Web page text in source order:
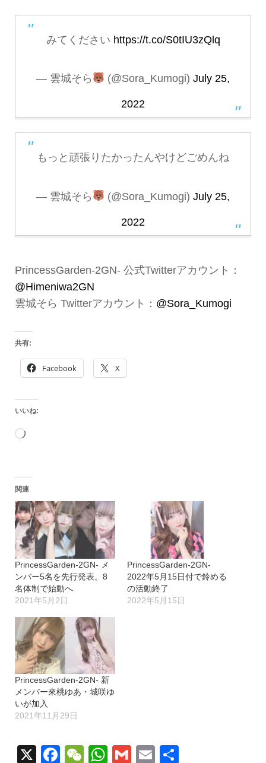
みてください https://t.co/S0tIU3zQlq
— 雲城そら (@Sora_Kumogi)July 25,
2022
もっと頑張りたかったんやけどごめんね
— 雲城そら (@Sora_Kumogi)July 25,
2022
PrincessGarden-2GN- 公式Twitterアカウント：
@Himeniwa2GN
雲城そら Twitterアカウント： @Sora_Kumogi
共有:
Facebook X
いいね:
読
込
み
中…
関連
PrincessGarden-2GN- メ
ンバー5名を先行発表。8
名体制で始動へ
2021年5月2日
PrincessGarden-2GN-
2022年5月15日付で鈴める
の活動終了
2022年5月15日
PrincessGarden-2GN- 新
メンバー來桃ゆあ・城咲ゆ
いが加入
2021年11月29日
X Facebook
WeChat
WhatsApp
GmailEmail